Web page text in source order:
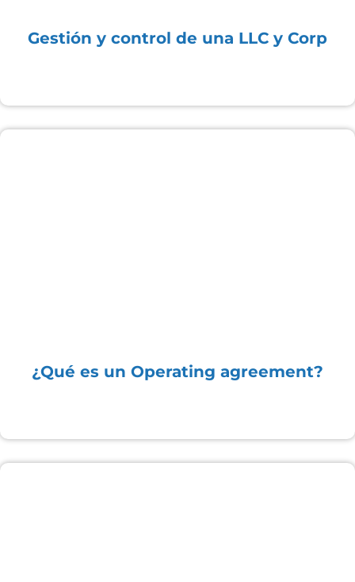
Gestión y control de una LLC y Corp
¿Qué es un Operating agreement?